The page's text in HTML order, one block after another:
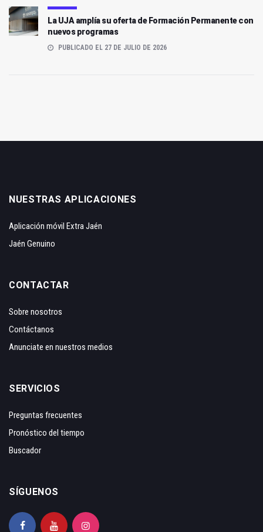
La UJA amplía su oferta de Formación Permanente con
nuevos programas
PUBLICADO EL 27 DE JULIO DE 2026
NUESTRAS APLICACIONES
Aplicación móvil Extra Jaén
Jaén Genuino
CONTACTAR
Sobre nosotros
Contáctanos
Anunciate en nuestros medios
SERVICIOS
Preguntas frecuentes
Pronóstico del tiempo
Buscador
SÍGUENOS